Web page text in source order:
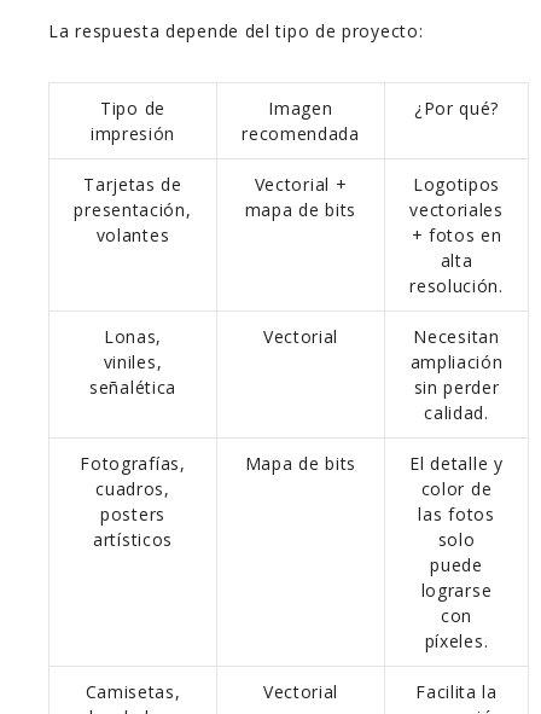
La respuesta depende del tipo de proyecto:
Tipo de
impresión
Imagen
recomendada
¿Por qué?
Tarjetas de
presentación,
volantes
Vectorial +
mapa de bits
Logotipos
vectoriales
+ fotos en
alta
resolución.
Lonas,
viniles,
señalética
Vectorial
Necesitan
ampliación
sin perder
calidad.
Fotografías,
cuadros,
posters
artísticos
Mapa de bits
El detalle y
color de
las fotos
solo
puede
lograrse
con
píxeles.
Camisetas,
Vectorial
Facilita la